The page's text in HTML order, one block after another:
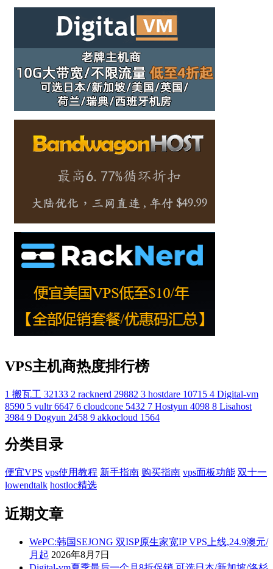
VPS主机商热度排行榜
1 搬瓦工 32133 2 racknerd 29882 3 hostdare 10715 4 Digital-vm
8590 5 vultr 6647 6 cloudcone 5432 7 Hostyun 4098 8 Lisahost
3984 9 Dogyun 2458 9 akkocloud 1564
分类目录
便宜VPS vps使用教程 新手指南 购买指南 vps面板功能 双十一
lowendtalk hostloc精选
近期文章
WePC:韩国SEJONG 双ISP原生家宽IP VPS上线,24.9澳元/
月起 2026年8月7日